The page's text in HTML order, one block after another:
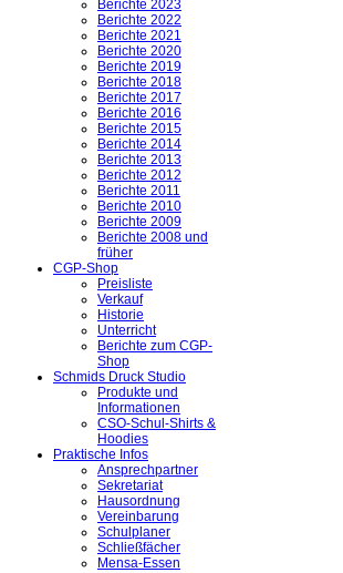
Berichte 2023
Berichte 2022
Berichte 2021
Berichte 2020
Berichte 2019
Berichte 2018
Berichte 2017
Berichte 2016
Berichte 2015
Berichte 2014
Berichte 2013
Berichte 2012
Berichte 2011
Berichte 2010
Berichte 2009
Berichte 2008 und
früher
CGP-Shop
Preisliste
Verkauf
Historie
Unterricht
Berichte zum CGP-
Shop
Schmids Druck Studio
Produkte und
Informationen
CSO-Schul-Shirts &
Hoodies
Praktische Infos
Ansprechpartner
Sekretariat
Hausordnung
Vereinbarung
Schulplaner
Schließfächer
Mensa-Essen